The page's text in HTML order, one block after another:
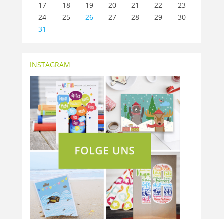
17
18 19 20 21 22
23
24
25 26 27 28 29
30
31
INSTAGRAM